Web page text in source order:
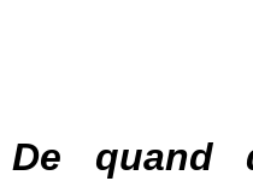
De quand